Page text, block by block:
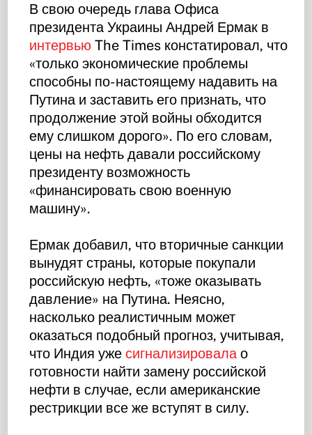
В свою очередь глава Офиса
президента Украины Андрей Ермак в
интервью The Times констатировал, что
«только экономические проблемы
способны по-настоящему надавить на
Путина и заставить его признать, что
продолжение этой войны обходится
ему слишком дорого». По его словам,
цены на нефть давали российскому
президенту возможность
«финансировать свою военную
машину».
Ермак добавил, что вторичные санкции
вынудят страны, которые покупали
российскую нефть, «тоже оказывать
давление» на Путина. Неясно,
насколько реалистичным может
оказаться подобный прогноз, учитывая,
что Индия ужесигнализировалао
готовности найти замену российской
нефти в случае, если американские
рестрикции все же вступят в силу.